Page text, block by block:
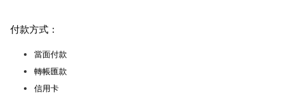
付款方式：
當面付款
轉帳匯款
信用卡